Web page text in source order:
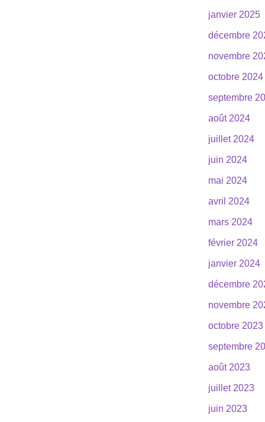
janvier 2025
décembre
novembre
octobre 2024
septembre
août 2024
juillet 2024
juin 2024
mai 2024
avril 2024
mars 2024
février 2024
janvier 2024
décembre
novembre
octobre 2023
septembre
août 2023
juillet 2023
juin 2023